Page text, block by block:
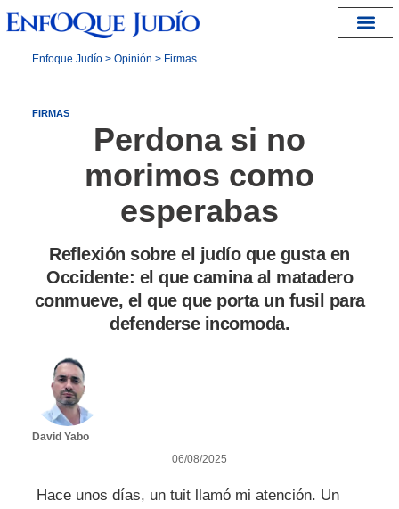
Enfoque Judío> Opinión > Firmas
FIRMAS
Perdona si no
morimos como
esperabas
Reflexión sobre el judío que gusta en
Occidente: el que camina al matadero
conmueve, el que que porta un fusil para
defenderse incomoda.
David Yabo
06/08/2025
Hace unos días, un tuit llamó mi atención. Un